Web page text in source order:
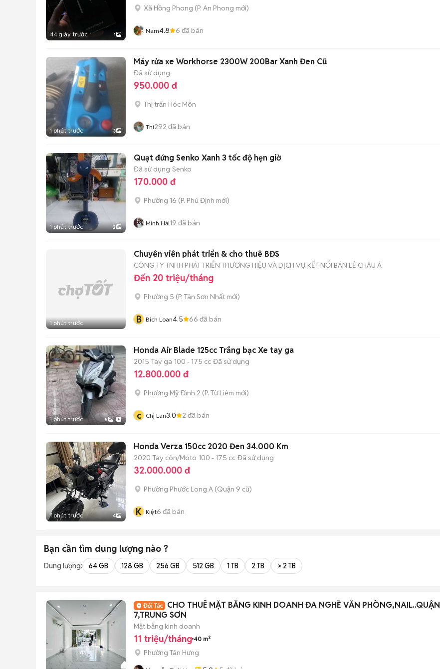
44 giây trước 1
Xã Hồng Phong (P. An Phong mới)
Nam4.8 6 đã bán
1 phút trước 3
Máy rửa xe Workhorse 2300W 200Bar Xanh Đen Cũ
Đã sử dụng
950.000 đ
Thị trấn Hóc Môn
Thi292 đã bán
1 phút trước 2
Quạt đứng Senko Xanh 3 tốc độ hẹn giờ
Đã sử dụng Senko
170.000 đ
Phường 16 (P. Phú Định mới)
Minh Hải19 đã bán
1 phút trước
Chuyên viên phát triển & cho thuê BĐS
CÔNG TY TNHH PHÁT TRIỂN THƯƠNG HIỆU VÀ DỊCH VỤ KẾT NỐI BÁN LẺ CHÂU Á
Đến 20 triệu/tháng
Phường 5 (P. Tân Sơn Nhất mới)
B Bích Loan4.5 66 đã bán
1 phút trước 5
Honda Air Blade 125cc Trắng bạc Xe tay ga
2015 Tay ga 100 - 175 cc Đã sử dụng
12.800.000 đ
Phường Mỹ Đình 2 (P. Từ Liêm mới)
c Chị Lan3.0 2 đã bán
1 phút trước 4
Honda Verza 150cc 2020 Đen 34.000 Km
2020 Tay côn/Moto 100 - 175 cc Đã sử dụng
32.000.000 đ
Phường Phước Long A (Quận 9 cũ)
K Kiệt6 đã bán
Bạn cần tìm dung lượng nào ?
Dung lượng: 64 GB 128 GB 256 GB 512 GB 1 TB 2 TB > 2 TB
CHO THUÊ MẶT BẰNG KINH DOANH ĐA NGHỀ VĂN PHÒNG,NAIL..QUẬN
7,TRUNG SƠN
Mặt bằng kinh doanh
11 triệu/tháng 40 m²
Phường Tân Hưng